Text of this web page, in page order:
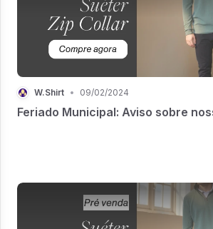
W.Shirt • 09/02/2024
Feriado Municipal: Aviso sobre